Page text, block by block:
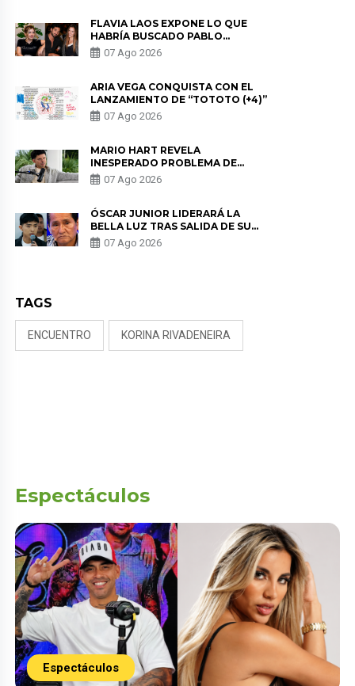
FLAVIA LAOS EXPONE LO QUE
HABRÍA BUSCADO PABLO
HEREDIA CON ALE FULLER: “UNA
DE LAS PARTES QUERÍA EL
07 Ago 2026
ARIA VEGA CONQUISTA CON EL
LANZAMIENTO DE “TOTOTO (+4)”
07 Ago 2026
MARIO HART REVELA
INESPERADO PROBLEMA DE
SALUD ANTES DE SEPARARSE DE
KORINA: “ME ENCONTRARON UN
07 Ago 2026
ÓSCAR JUNIOR LIDERARÁ LA
BELLA LUZ TRAS SALIDA DE SU
PADRE POR POLÉMICA CON
NALDY SALDAÑA
07 Ago 2026
TAGS
ENCUENTRO KORINA RIVADENEIRA
Espectáculos
Espectáculos